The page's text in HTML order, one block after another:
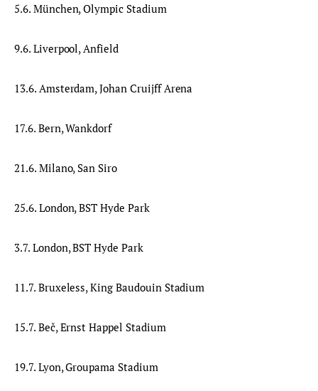
5.6. München, Olympic Stadium
9.6. Liverpool, Anfield
13.6. Amsterdam, Johan Cruijff Arena
17.6. Bern, Wankdorf
21.6. Milano, San Siro
25.6. London, BST Hyde Park
3.7. London, BST Hyde Park
11.7. Bruxeless, King Baudouin Stadium
15.7. Beč, Ernst Happel Stadium
19.7. Lyon, Groupama Stadium